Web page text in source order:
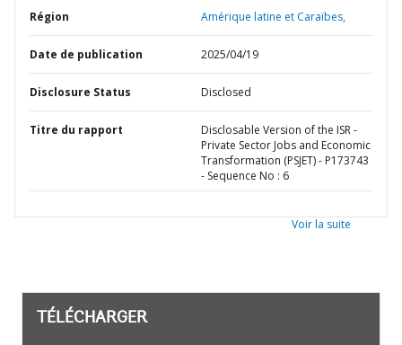
Région Amérique latine et Caraïbes,
Date de publication 2025/04/19
Disclosure Status Disclosed
Titre du rapport
Disclosable Version of the ISR -
Private Sector Jobs and Economic
Transformation (PSJET) - P173743
- Sequence No : 6
Voir la suite
TÉLÉCHARGER